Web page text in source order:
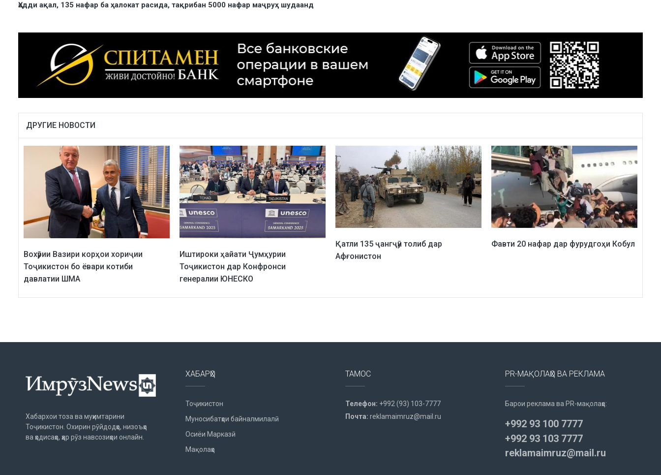
Ҳадди ақал, 135 нафар ба ҳалокат расида, тақрибан 5000 нафар маҷруҳ шудаанд
ДРУГИЕ НОВОСТИ
Вохӯрии Вазири корҳои хориҷии
Тоҷикистон бо ёвари котиби
давлатии ШМА
Иштироки ҳайати Ҷумҳурии
Тоҷикистон дар Конфронси
генералии ЮНЕСКО
Қатли 135 ҷангҷӯи толиб дар
Афғонистон
Фавти 20 нафар дар фурудгоҳи Кобул
Хабархои тоза ва муҳимтарини
Тоҷикистон. Охирин рӯйдодҳо, низоъҳо
ва ҳодисаҳо, ҳар рӯз навсозиҳои онлайн.
ХАБАРҲО
Тоҷикистон
Муносибатҳои байналмилалӣ
Осиёи Марказӣ
Мақолаҳо
ТАМОС
Телефон: +992 (93) 103-7777
Почта: reklamaimruz@mail.ru
PR-МАҚОЛАҲО ВА РЕКЛАМА
Барои реклама ва PR-мақолаҳо:
+992 93 100 7777
+992 93 103 7777
reklamaimruz@mail.ru